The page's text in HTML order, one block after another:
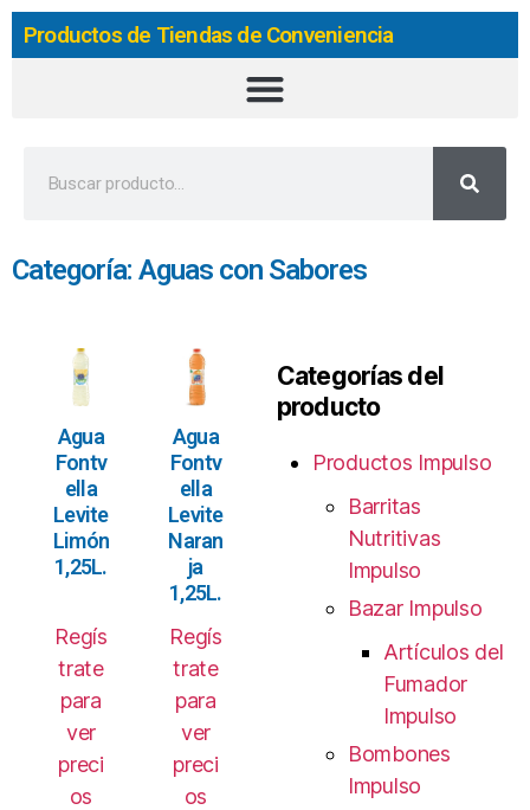
Productos de Tiendas de Conveniencia
Categoría: Aguas con Sabores
Agua
Fontv
ella
Levite
Limón
1,25L.
Regís
trate
para
ver
preci
os
Agua
Fontv
ella
Levite
Naran
ja
1,25L.
Regís
trate
para
ver
preci
os
Categorías del
producto
Productos Impulso
Barritas
Nutritivas
Impulso
Bazar Impulso
Artículos del
Fumador
Impulso
Bombones
Impulso